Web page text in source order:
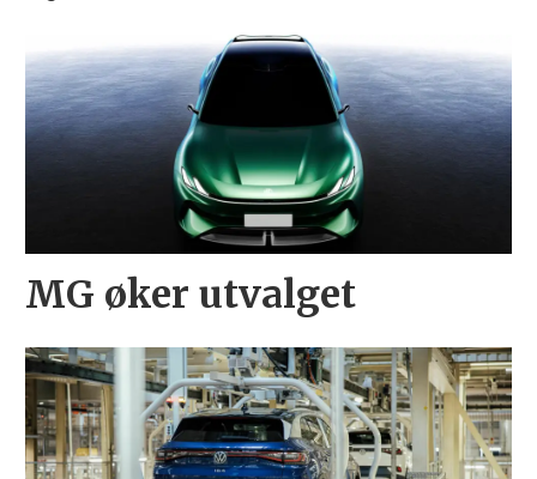
MG øker utvalget